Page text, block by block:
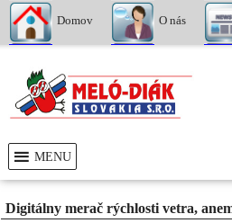
Domov O nás
MENU
Digitálny merač rýchlosti vetra,